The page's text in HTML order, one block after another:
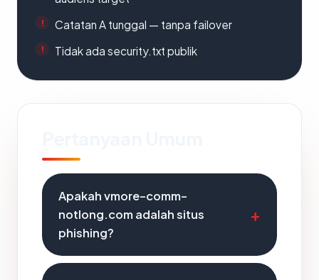
Catatan A tunggal — tanpa failover
Tidak ada security.txt publik
Apakah vmore-comm-
notlong.com adalah situs
phishing?